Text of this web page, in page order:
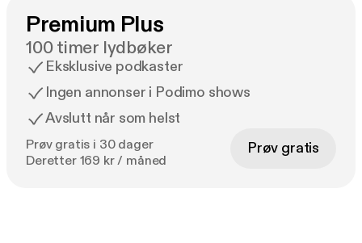
Premium Plus
100 timer lydbøker
Eksklusive podkaster
Ingen annonser i Podimo shows
Avslutt når som helst
Prøv gratis i 30 dager
Deretter 169 kr / måned
Prøv gratis